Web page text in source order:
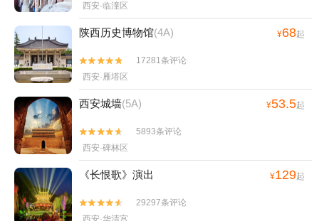
西安·临潼区
陕西历史博物馆(4A) ¥68起


17281条评论
西安·雁塔区
西安城墙(5A) ¥53.5起


5893条评论
西安·碑林区
《长恨歌》演出 ¥129起


29297条评论